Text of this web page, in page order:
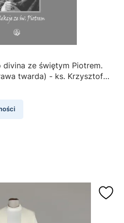
divina ze świętym Piotrem.
twarda) - ks. Krzysztof